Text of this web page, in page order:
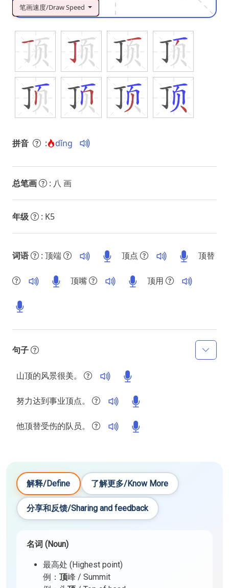
笔画速度/Draw Speed
拼音 : dǐng
总笔画 : 八 画
年级 : K5
词语 : 顶端 顶点 顶替
顶嘴 顶用
句子
山顶的风景很美。
努力达到事业顶点。
他顶替受伤的队员。
解释/Define 了解更多/Know More
分享和反馈/Sharing and feedback
名词 (Noun)
最高处 (Highest point)
例： 顶峰 / Summit